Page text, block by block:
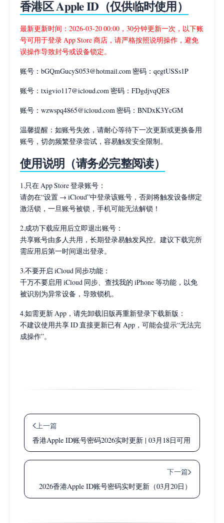
香港区 Apple ID（仅供临时使用）
最新更新时间：2026-03-20 00:00，30分钟更新一次，以下账
号可用于登录 App Store 商店，请严格按照说明操作，避免
误操作导致封号或设备锁定。
账号：bGQmGucyS053@hotmail.com 密码：qegtUSSs1P
账号：txigvio117@icloud.com 密码：FDgdjvqQE8
账号：wzwspq4865@icloud.com 密码：BNDxK3YcGM
温馨提醒：如账号失效，请耐心等待下一次更新或更换备用
账号，切勿频繁登录尝试，容易触发安全限制。
使用说明（请务必完整阅读）
1.只在 App Store 登录账号：
请勿在“设置 → iCloud”中登录该账号，否则将触发设备绑定
激活锁，一旦账号被锁，手机可能无法解锁！
2.成功下载应用后立即退出账号：
共享账号由多人共用，长期登录易触发风控。建议下载完所
需应用后第一时间退出登录。
3.不要开启 iCloud 同步功能：
千万不要启用 iCloud 同步、查找我的 iPhone 等功能，以免
被识别为异常设备，导致锁机。
4.如需更新 App，请先卸载旧版再重新登录下载新版：
不建议使用共享 ID 直接更新已有 App，可能会提示“无法完
成操作”。
上一篇
香港Apple ID账号密码2026实时更新 | 03月18日可用
下一篇
2026香港Apple ID账号密码实时更新（03月20日）